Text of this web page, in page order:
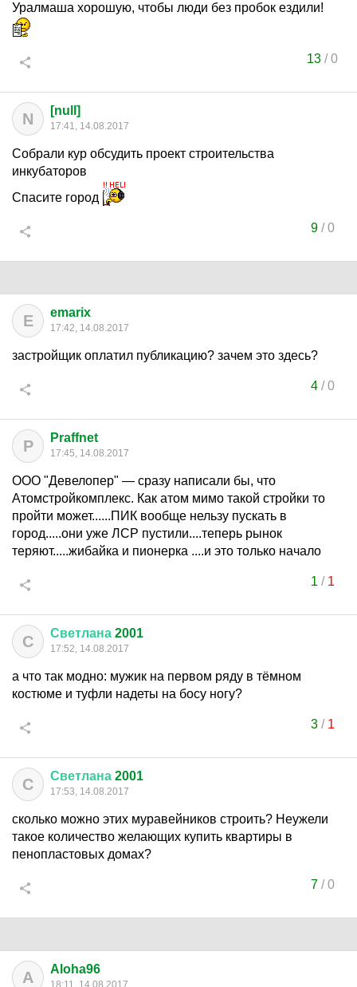
Уралмаша хорошую, чтобы люди без пробок ездили!
13 /0
N [null]
17:41, 14.08.2017
Собрали кур обсудить проект строительства
инкубаторов
Спасите город
9/0
E emarix
17:42, 14.08.2017
застройщик оплатил публикацию? зачем это здесь?
4/0
P Praffnet
17:45, 14.08.2017
ООО "Девелопер" — сразу написали бы, что
Атомстройкомплекс. Как атом мимо такой стройки то
пройти может......ПИК вообще нельзу пускать в
город.....они уже ЛСР пустили....теперь рынок
теряют.....жибайка и пионерка ....и это только начало
1 / 1
С Светлана 2001
17:52, 14.08.2017
а что так модно: мужик на первом ряду в тёмном
костюме и туфли надеты на босу ногу?
3/ 1
С Светлана 2001
17:53, 14.08.2017
сколько можно этих муравейников строить? Неужели
такое количество желающих купить квартиры в
пенопластовых домах?
7/0
A Aloha96
18:11, 14.08.2017